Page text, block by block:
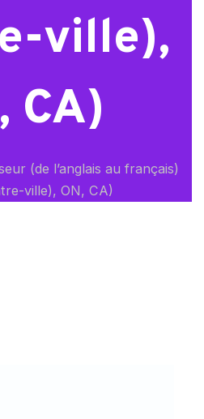
ville),
CA)
(de l’anglais au français)
ville), ON, CA)